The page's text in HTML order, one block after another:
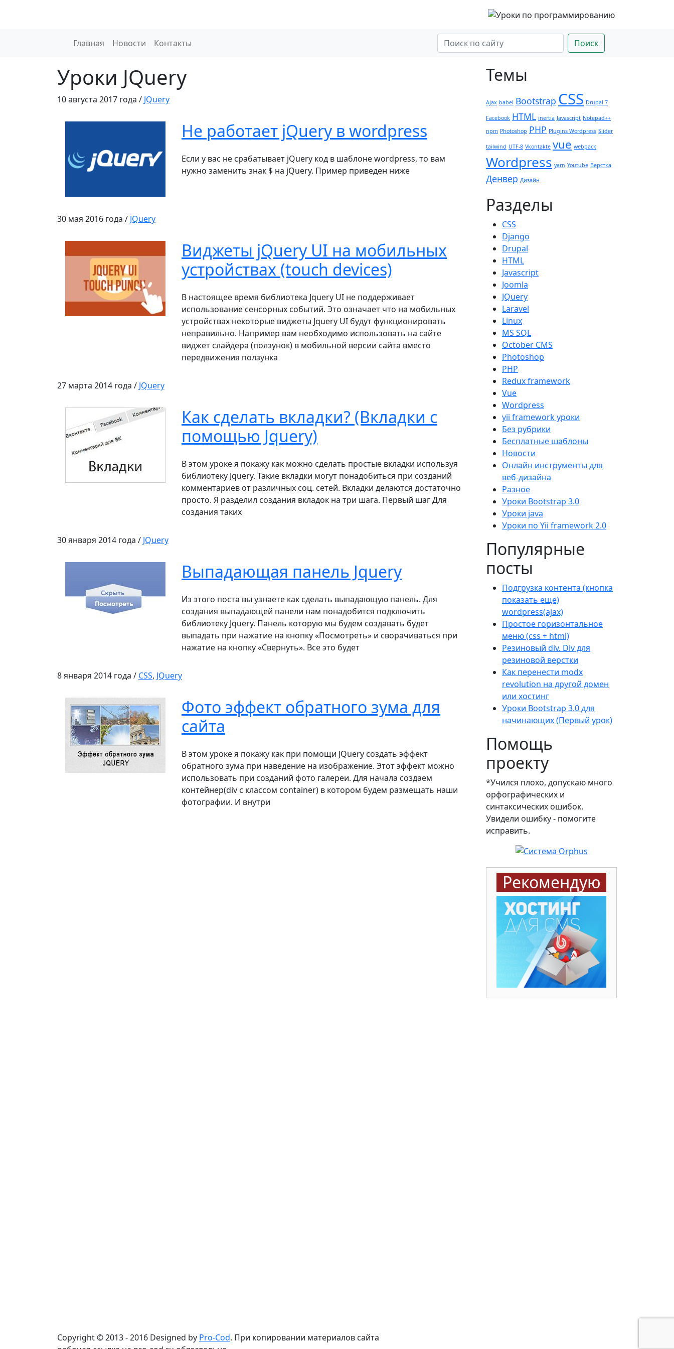
Главная Новости Контакты Поиск
Уроки JQuery
10 августа 2017 года / JQuery
Не работает jQuery в wordpress
Если у вас не срабатывает jQuery код в шаблоне wordpress, то вам
нужно заменить знак $ на jQuery. Пример приведен ниже
30 мая 2016 года / JQuery
Виджеты jQuery UI на мобильных
устройствах (touch devices)
В настоящее время библиотека Jquery UI не поддерживает
использование сенсорных событий. Это означает что на мобильных
устройствах некоторые виджеты Jquery UI будут функционировать
неправильно. Например вам необходимо использовать на сайте
виджет слайдера (ползунок) в мобильной версии сайта вместо
передвижения ползунка
27 марта 2014 года / JQuery
Как сделать вкладки? (Вкладки с
помощью Jquery)
В этом уроке я покажу как можно сделать простые вкладки используя
библиотеку Jquery. Такие вкладки могут понадобиться при созданий
комментариев от различных соц. сетей. Вкладки делаются достаточно
просто. Я разделил создания вкладок на три шага. Первый шаг Для
создания таких
30 января 2014 года / JQuery
Выпадающая панель Jquery
Из этого поста вы узнаете как сделать выпадающую панель. Для
создания выпадающей панели нам понадобится подключить
библиотеку Jquery. Панель которую мы будем создавать будет
выпадать при нажатие на кнопку «Посмотреть» и сворачиваться при
нажатие на кнопку «Свернуть». Все это будет
8 января 2014 года / CSS, JQuery
Фото эффект обратного зума для
сайта
В этом уроке я покажу как при помощи JQuery создать эффект
обратного зума при наведение на изображение. Этот эффект можно
использовать при созданий фото галереи. Для начала создаем
контейнер(div с классом container) в котором будем размещать наши
фотографии. И внутри
Темы
Ajax babel Bootstrap CSS Drupal 7
Facebook HTML inertia Javascript Notepad++
npm Photoshop PHP Plugins Wordpress Slider
tailwind UTF-8 Vkontakte vue webpack
Wordpress yarn Youtube Верстка
Денвер Дизайн
Разделы
CSS
Django
Drupal
HTML
Javascript
Joomla
JQuery
Laravel
Linux
MS SQL
October CMS
Photoshop
PHP
Redux framework
Vue
Wordpress
yii framework уроки
Без рубрики
Бесплатные шаблоны
Новости
Онлайн инструменты для
веб-дизайна
Разное
Уроки Bootstrap 3.0
Уроки java
Уроки по Yii framework 2.0
Популярные
посты
Подгрузка контента (кнопка
показать еще)
wordpress(ajax)
Простое горизонтальное
меню (css + html)
Резиновый div. Div для
резиновой верстки
Как перенести modx
revolution на другой домен
или хостинг
Уроки Bootstrap 3.0 для
начинающих (Первый урок)
Помощь
проекту
*Учился плохо, допускаю много
орфографических и
синтаксических ошибок.
Увидели ошибку - помогите
исправить.
Рекомендую
Copyright © 2013 - 2016 Designed by Pro-Cod. При копировании материалов сайта